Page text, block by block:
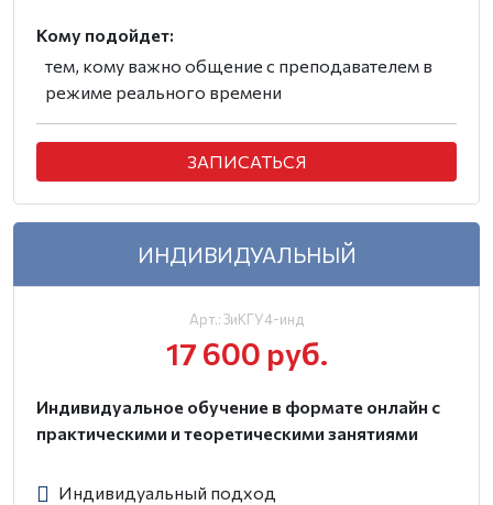
Кому подойдет:
тем, кому важно общение с преподавателем в
режиме реального времени
ЗАПИСАТЬСЯ
ИНДИВИДУАЛЬНЫЙ
Арт.: ЗиКГУ4-инд
17 600 руб.
Индивидуальное обучение в формате онлайн с
практическими и теоретическими занятиями
Индивидуальный подход